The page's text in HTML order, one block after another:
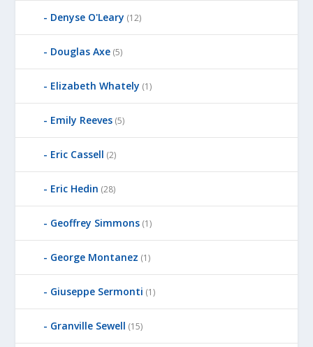
Denyse O'Leary (12)
Douglas Axe (5)
Elizabeth Whately (1)
Emily Reeves (5)
Eric Cassell (2)
Eric Hedin (28)
Geoffrey Simmons (1)
George Montanez (1)
Giuseppe Sermonti (1)
Granville Sewell (15)